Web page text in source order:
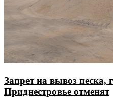
Запрет на вывоз песка,
Приднестровье отменят